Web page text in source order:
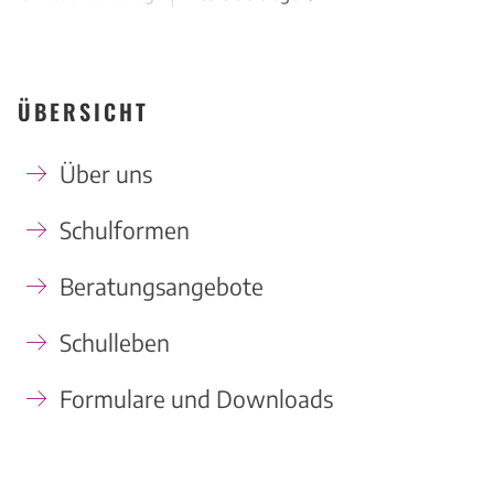
ÜBERSICHT
Über uns
Schulformen
Beratungsangebote
Schulleben
Formulare und Downloads